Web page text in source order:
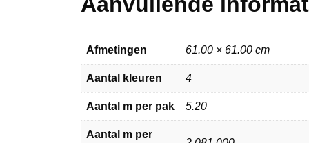
Afmetingen 61.00 × 61.00 cm
Aantal kleuren 4
Aantal m per pak 5.20
Aantal m per